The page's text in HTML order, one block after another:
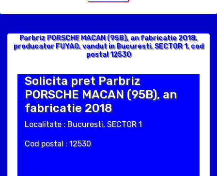
Parbriz PORSCHE MACAN (95B), an fabricatie 2018,
producator FUYAO, vandut in Bucuresti, SECTOR 1, cod
postal 12530
Solicita pret Parbriz
PORSCHE MACAN (95B), an
fabricatie 2018
Localitate : Bucuresti, SECTOR 1
Cod postal : 12530